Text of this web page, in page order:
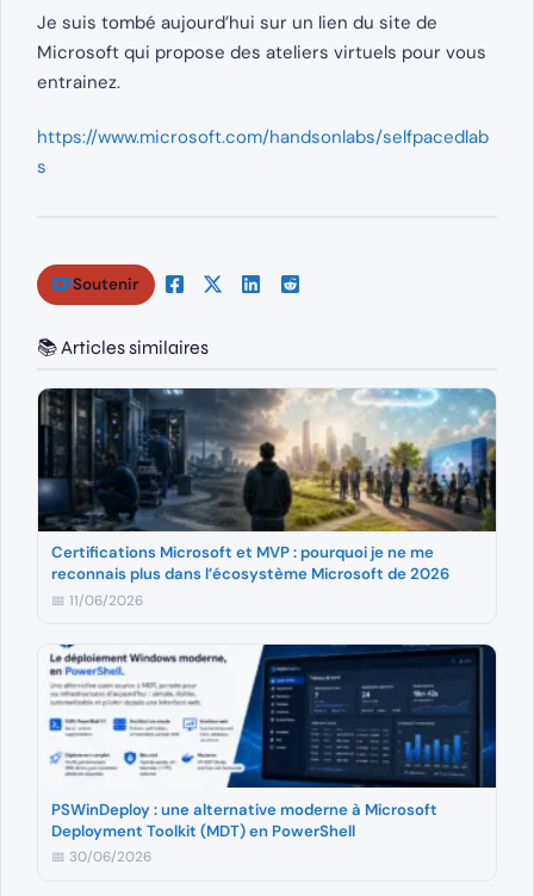
Je suis tombé aujourd’hui sur un lien du site de
Microsoft qui propose des ateliers virtuels pour vous
entrainez.
https://www.microsoft.com/handsonlabs/selfpacedlab
s
Soutenir
📚 Articles similaires
Certifications Microsoft et MVP : pourquoi je ne me
reconnais plus dans l’écosystème Microsoft de 2026
📅 11/06/2026
PSWinDeploy : une alternative moderne à Microsoft
Deployment Toolkit (MDT) en PowerShell
📅 30/06/2026